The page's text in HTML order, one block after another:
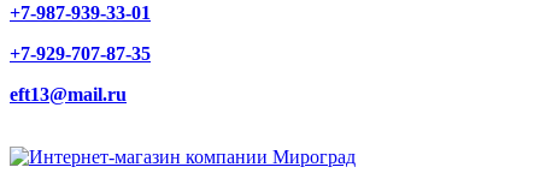
+7-987-939-33-01
+7-929-707-87-35
eft13@mail.ru